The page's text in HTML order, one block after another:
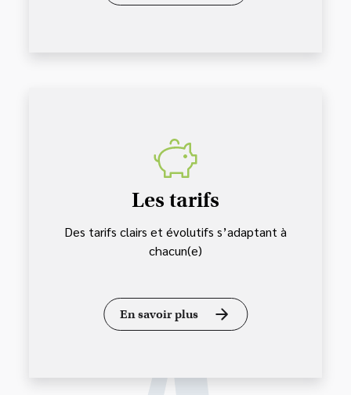
Les tarifs
Des tarifs clairs et évolutifs s’adaptant à
chacun(e)
En savoir plus